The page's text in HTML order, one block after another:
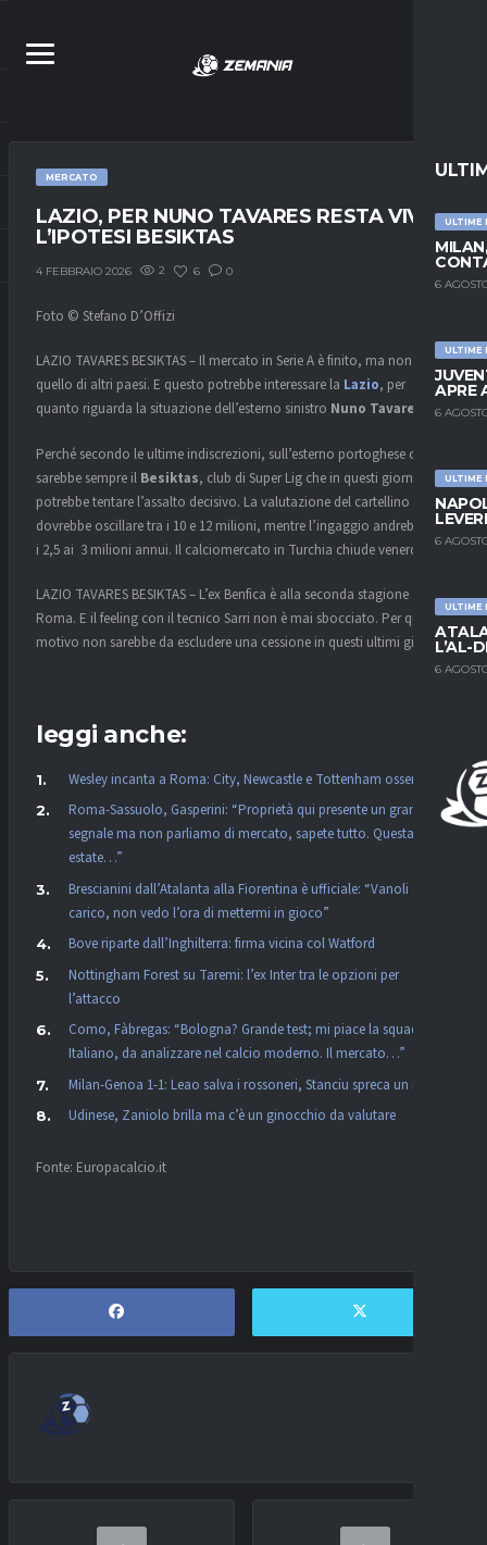
ULTIME
6
ULTIME
APRE
6
ULTIME
6
ULTIME
L’AL-
6
MERCATO
LAZIO, PER NUNO TAVARES RESTA VIVA
L’IPOTESI BESIKTAS
4 FEBBRAIO 2026 2 6 0
Foto © Stefano D’Offizi
LAZIO TAVARES BESIKTAS – Il mercato in Serie A è finito, ma non
quello di altri paesi. E questo potrebbe interessare la Lazio, per
quanto riguarda la situazione dell’esterno sinistro Nuno Tavares
Perché secondo le ultime indiscrezioni, sull’esterno portoghese ci
sarebbe sempre il Besiktas, club di Super Lig che in questi giorni
potrebbe tentare l’assalto decisivo. La valutazione del cartellino
dovrebbe oscillare tra i 10 e 12 milioni, mentre l’ingaggio andrebbe tra
i 2,5 ai 3 milioni annui. Il calciomercato in Turchia chiude venerdì 6.
LAZIO TAVARES BESIKTAS – L’ex Benfica è alla seconda stagione a
Roma. E il feeling con il tecnico Sarri non è mai sbocciato. Per questo
motivo non sarebbe da escludere una cessione in questi ultimi giorni.
leggi anche:
Wesley incanta a Roma: City, Newcastle e Tottenham osservano
Roma-Sassuolo, Gasperini: “Proprietà qui presente un gran
segnale ma non parliamo di mercato, sapete tutto. Questa
estate…”
Brescianini dall’Atalanta alla Fiorentina è ufficiale: “Vanoli
carico, non vedo l’ora di mettermi in gioco”
Bove riparte dall’Inghilterra: firma vicina col Watford
Nottingham Forest su Taremi: l’ex Inter tra le opzioni per
l’attacco
Como, Fàbregas: “Bologna? Grande test; mi piace la squadra e
Italiano, da analizzare nel calcio moderno. Il mercato…”
Milan-Genoa 1-1: Leao salva i rossoneri, Stanciu spreca un rigore
Udinese, Zaniolo brilla ma c’è un ginocchio da valutare
Fonte: Europacalcio.it